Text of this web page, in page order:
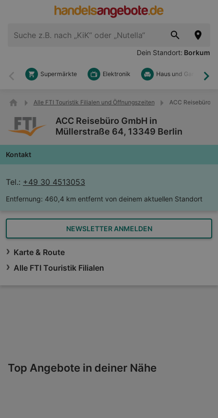
Dein Standort: Borkum
Zurück
Supermärkte Elektronik Haus und Garten
Alle FTI Touristik Filialen und Öffnungszeiten ACC Reisebüro
ACC Reisebüro GmbH in
Müllerstraße 64, 13349 Berlin
Kontakt
Tel.: +49 30 4513053
Entfernung: 460,4 km entfernt von deinem aktuellen Standort
NEWSLETTER ANMELDEN
Karte & Route
Alle FTI Touristik Filialen
Top Angebote in deiner Nähe